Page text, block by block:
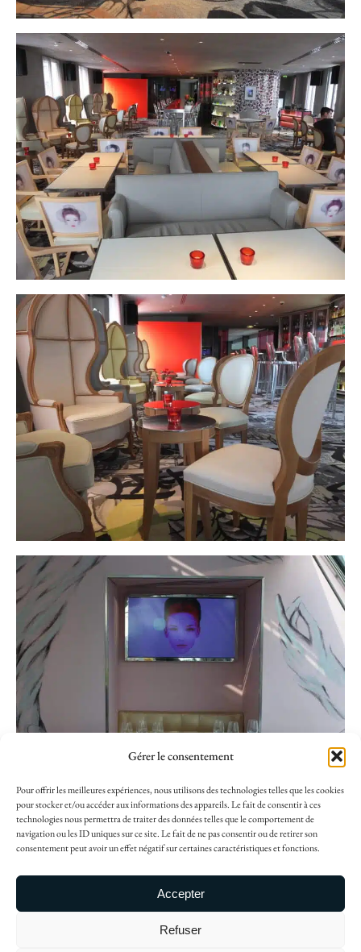
Gérer le consentement
Pour offrir les meilleures expériences, nous utilisons des technologies telles que les cookies
pour stocker et/ou accéder aux informations des appareils. Le fait de consentir à ces
technologies nous permettra de traiter des données telles que le comportement de
navigation ou les ID uniques sur ce site. Le fait de ne pas consentir ou de retirer son
consentement peut avoir un effet négatif sur certaines caractéristiques et fonctions.
Accepter
Refuser
124, rue Vieille du Temple